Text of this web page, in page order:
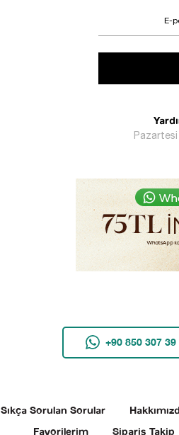
+90 850 307 39
Sıkça Sorulan Sorular
Favorilerim
Sipariş Takip